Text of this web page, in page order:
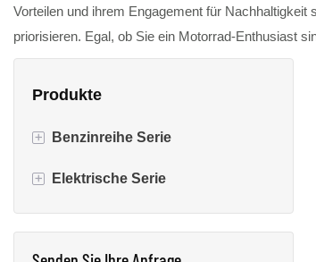
Vorteilen und ihrem Engagement für
priorisieren. Egal, ob Sie ein Motorrad-Enthusiast
Produkte
+ Benzinreihe Serie
Benzinroller
+ Elektrische Serie